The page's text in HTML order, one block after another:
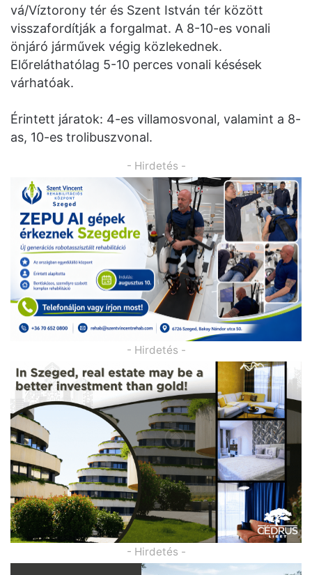
vá/Víztorony tér és Szent István tér között
visszafordítják a forgalmat. A 8-10-es vonali
önjáró járművek végig közlekednek.
Előreláthatólag 5-10 perces vonali késések
várhatóak.
Érintett járatok: 4-es villamosvonal, valamint a 8-
as, 10-es trolibuszvonal.
- Hirdetés -
- Hirdetés -
- Hirdetés -